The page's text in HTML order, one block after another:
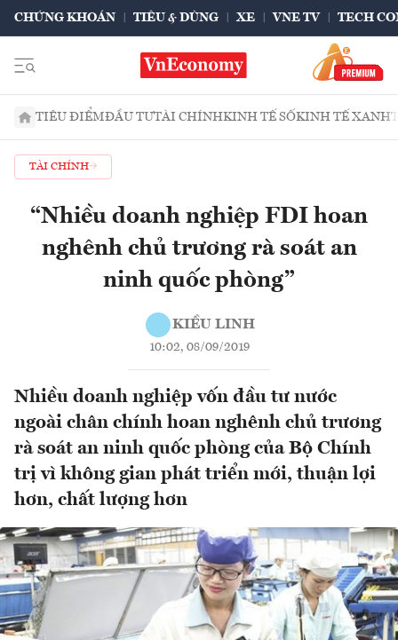
CHỨNG KHOÁN TIÊU & DÙNG XE VNE TV TECH
TIÊU ĐIỂMĐẦU TƯTÀI CHÍNHKINH TẾ SỐKINH TẾ XANH
TÀI CHÍNH
“Nhiều doanh nghiệp FDI hoan
nghênh chủ trương rà soát an
ninh quốc phòng”
KIỀU LINH
10:02, 08/09/2019
Nhiều doanh nghiệp vốn đầu tư nước
ngoài chân chính hoan nghênh chủ trương
rà soát an ninh quốc phòng của Bộ Chính
trị vì không gian phát triển mới, thuận lợi
hơn, chất lượng hơn